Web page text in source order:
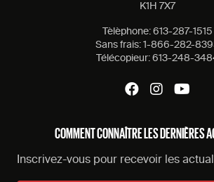
K1H 7X7
Tèlèphone: 613-287-1515
Sans frais: 1-866-282-
Télécopieur: 613-248-
COMMENT CONNAÎTRE LES DERNIÈRES
Inscrivez-vous pour recevoir les